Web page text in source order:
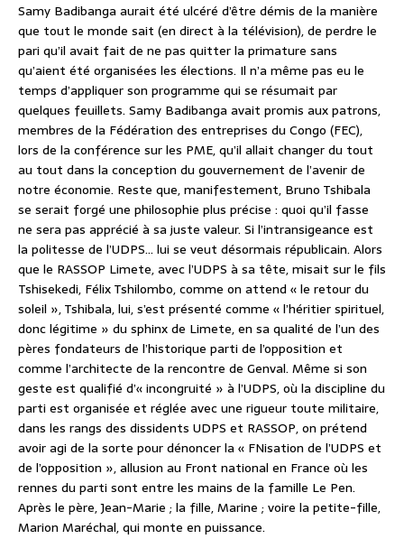
Samy Badibanga aurait été ulcéré d’être démis de la manière
que tout le monde sait (en direct à la télévision), de perdre le
pari qu’il avait fait de ne pas quitter la primature sans
qu’aient été organisées les élections. Il n’a même pas eu le
temps d’appliquer son programme qui se résumait par
quelques feuillets. Samy Badibanga avait promis aux patrons,
membres de la Fédération des entreprises du Congo (FEC),
lors de la conférence sur les PME, qu’il allait changer du tout
au tout dans la conception du gouvernement de l’avenir de
notre économie. Reste que, manifestement, Bruno Tshibala
se serait forgé une philosophie plus précise : quoi qu’il fasse
ne sera pas apprécié à sa juste valeur. Si l’intransigeance est
la politesse de l’UDPS… lui se veut désormais républicain. Alors
que le RASSOP Limete, avec l’UDPS à sa tête, misait sur le fils
Tshisekedi, Félix Tshilombo, comme on attend « le retour du
soleil », Tshibala, lui, s’est présenté comme « l’héritier spirituel,
donc légitime » du sphinx de Limete, en sa qualité de l’un des
pères fondateurs de l’historique parti de l’opposition et
comme l’architecte de la rencontre de Genval. Même si son
geste est qualifié d’« incongruité » à l’UDPS, où la discipline du
parti est organisée et réglée avec une rigueur toute militaire,
dans les rangs des dissidents UDPS et RASSOP, on prétend
avoir agi de la sorte pour dénoncer la « FNisation de l’UDPS et
de l’opposition », allusion au Front national en France où les
rennes du parti sont entre les mains de la famille Le Pen.
Après le père, Jean-Marie ; la fille, Marine ; voire la petite-fille,
Marion Maréchal, qui monte en puissance.